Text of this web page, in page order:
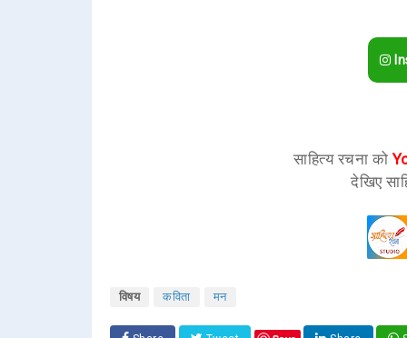
साहित्य रचना को
देखिए
विषय कविता मन